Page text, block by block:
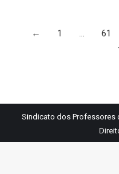
← 1 … 61
Sindicato dos Professores